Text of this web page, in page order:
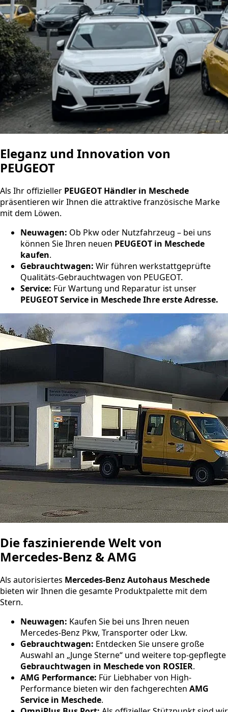
Eleganz und Innovation von
PEUGEOT
Als Ihr offizieller PEUGEOT Händler in Meschede
präsentieren wir Ihnen die attraktive französische Marke
mit dem Löwen.
Neuwagen: Ob Pkw oder Nutzfahrzeug – bei uns
können Sie Ihren neuen PEUGEOT in Meschede
kaufen.
Gebrauchtwagen: Wir führen werkstattgeprüfte
Qualitäts-Gebrauchtwagen von PEUGEOT.
Service: Für Wartung und Reparatur ist unser
PEUGEOT Service in Meschede Ihre erste Adresse.
Die faszinierende Welt von
Mercedes-Benz & AMG
Als autorisiertes Mercedes-Benz Autohaus Meschede
bieten wir Ihnen die gesamte Produktpalette mit dem
Stern.
Neuwagen: Kaufen Sie bei uns Ihren neuen
Mercedes-Benz Pkw, Transporter oder Lkw.
Gebrauchtwagen: Entdecken Sie unsere große
Auswahl an „Junge Sterne“ und weitere top-gepflegte
Gebrauchtwagen in Meschede von ROSIER.
AMG Performance: Für Liebhaber von High-
Performance bieten wir den fachgerechten AMG
Service in Meschede.